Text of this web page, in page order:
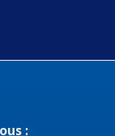
: